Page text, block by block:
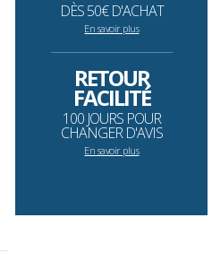
DÈS 50€ D'ACHAT
En savoir plus
--------------------------------------------------------------------
RETOUR
FACILITÉ
100 JOURS POUR
CHANGER D'AVIS
En savoir plus